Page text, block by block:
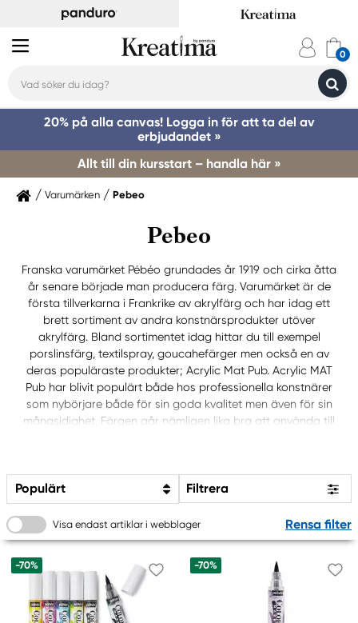
20% på alla canvas! Logga in för att ta del av
erbjudandet »
Allt till din kursstart – handla här »
Varumärken Pebeo
Pebeo
Franska varumärket Pébéo grundades år 1919 och cirka åtta
år senare började man producera färg. Varumärket är de
första tillverkarna i Frankrike av akrylfärg och har idag ett
brett sortiment av andra konstnärsprodukter utöver
akrylfärg. Bland sortimentet idag hittar du till exempel
porslinsfärg, textilspray, goucahefärger men också en av
deras populäraste produkter; Acrylic Mat Pub. Acrylic MAT
Pub har blivit populärt både hos professionella konstnärer
som nybörjare både för sin goda kvalitet men även för sin
mångsidighet. Färgen går nämligen lika bra att använda till
Populärt Filtrera
Visa endast artiklar i webblager Rensa filter
-70% -70%